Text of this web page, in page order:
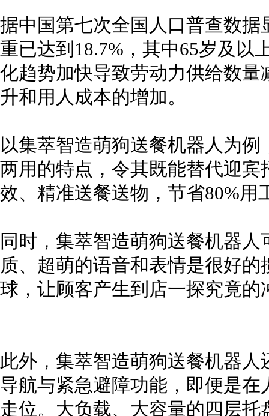
据中国第七次全国人口普查数
重已达到18.7%，其中65岁及以
化趋势加快导致劳动力供给数
升和用人成本的增加。
以集萃智造萌狗送餐机器人为
两用的特点，令其既能替代迎
效、精准送餐送物，节省80%用
同时，集萃智造萌狗送餐机器
质、超萌的语音和表情是很好
球，让顾客产生到店一探究竟的
此外，集萃智造萌狗送餐机器
导航与紧急避障功能，即便是
走位。大负载、大容量的四层